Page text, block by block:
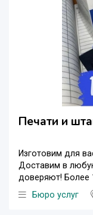
Печати и
Изготовим для
Доставим в
доверяют! Более
Бюро услуг